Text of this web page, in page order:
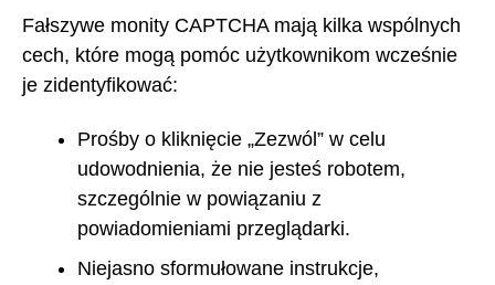
Fałszywe monity CAPTCHA mają kilka wspólnych
cech, które mogą pomóc użytkownikom wcześnie
je zidentyfikować:
Prośby o kliknięcie „Zezwól” w celu
udowodnienia, że nie jesteś robotem,
szczególnie w powiązaniu z
powiadomieniami przeglądarki.
Niejasno sformułowane instrukcje,